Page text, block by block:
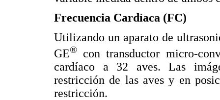
Frecuencia Cardíaca (FC)
Utilizando un aparato de
GE® con transductor micro-
cardíaco a 32 aves. Las
restricción de las aves y en
restricción.